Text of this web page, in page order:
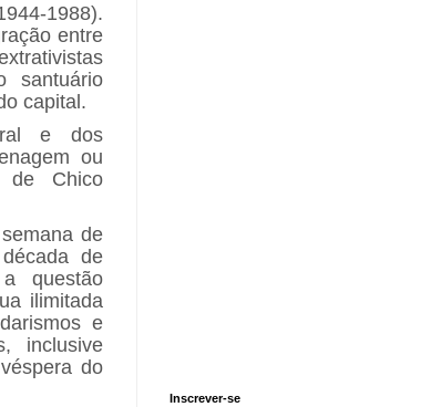
1988).
entre
santuário
capital.
e dos
ou
de Chico
de
de
questão
ilimitada
e
inclusive
do
Inscrever-se